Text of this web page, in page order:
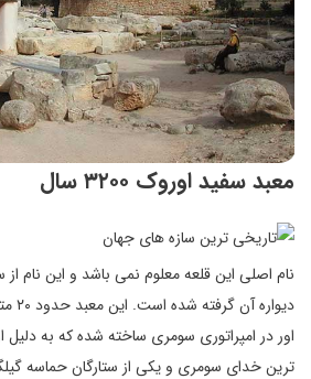
معبد سفید اوروک ۳۲۰۰ سال
نام اصلی این قلعه معلوم نمی باشد و این نام
اور در امپراتوری سومری ساخته شده که به دلیل
ترین خدای سومری و یکی از ستارگان حماسه